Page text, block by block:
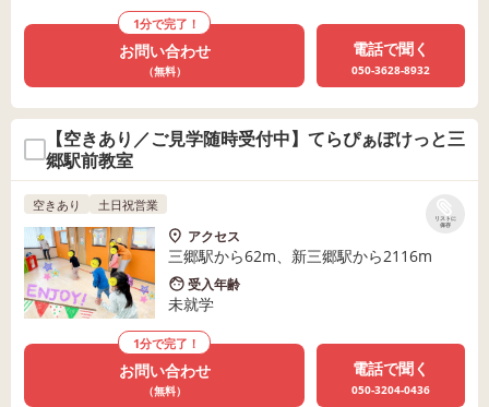
1分で完了！
お問い合わせ
（無料）
電話で聞く
050-3628-8932
【空きあり／ご見学随時受付中】てらぴぁぽけっと三
郷駅前教室
リストに
保存
空きあり 土日祝営業
アクセス
三郷駅から62m、新三郷駅から2116m
受入年齢
未就学
1分で完了！
お問い合わせ
（無料）
電話で聞く
050-3204-0436